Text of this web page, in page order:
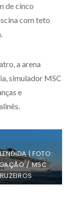
de cinco
com teto
a arena
simulador MSC
e
| FOTO:
/ MSC